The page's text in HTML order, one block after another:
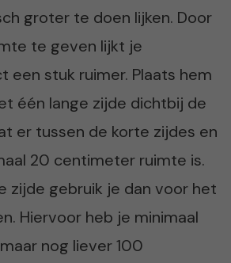
groter te doen lijken. Door
te geven lijkt je
een stuk ruimer. Plaats hem
één lange zijde dichtbij de
er tussen de korte zijdes en
20 centimeter ruimte is.
zijde gebruik je dan voor het
Hiervoor heb je minimaal
nog liever 100